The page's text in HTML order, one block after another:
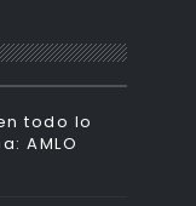
todo lo
AMLO